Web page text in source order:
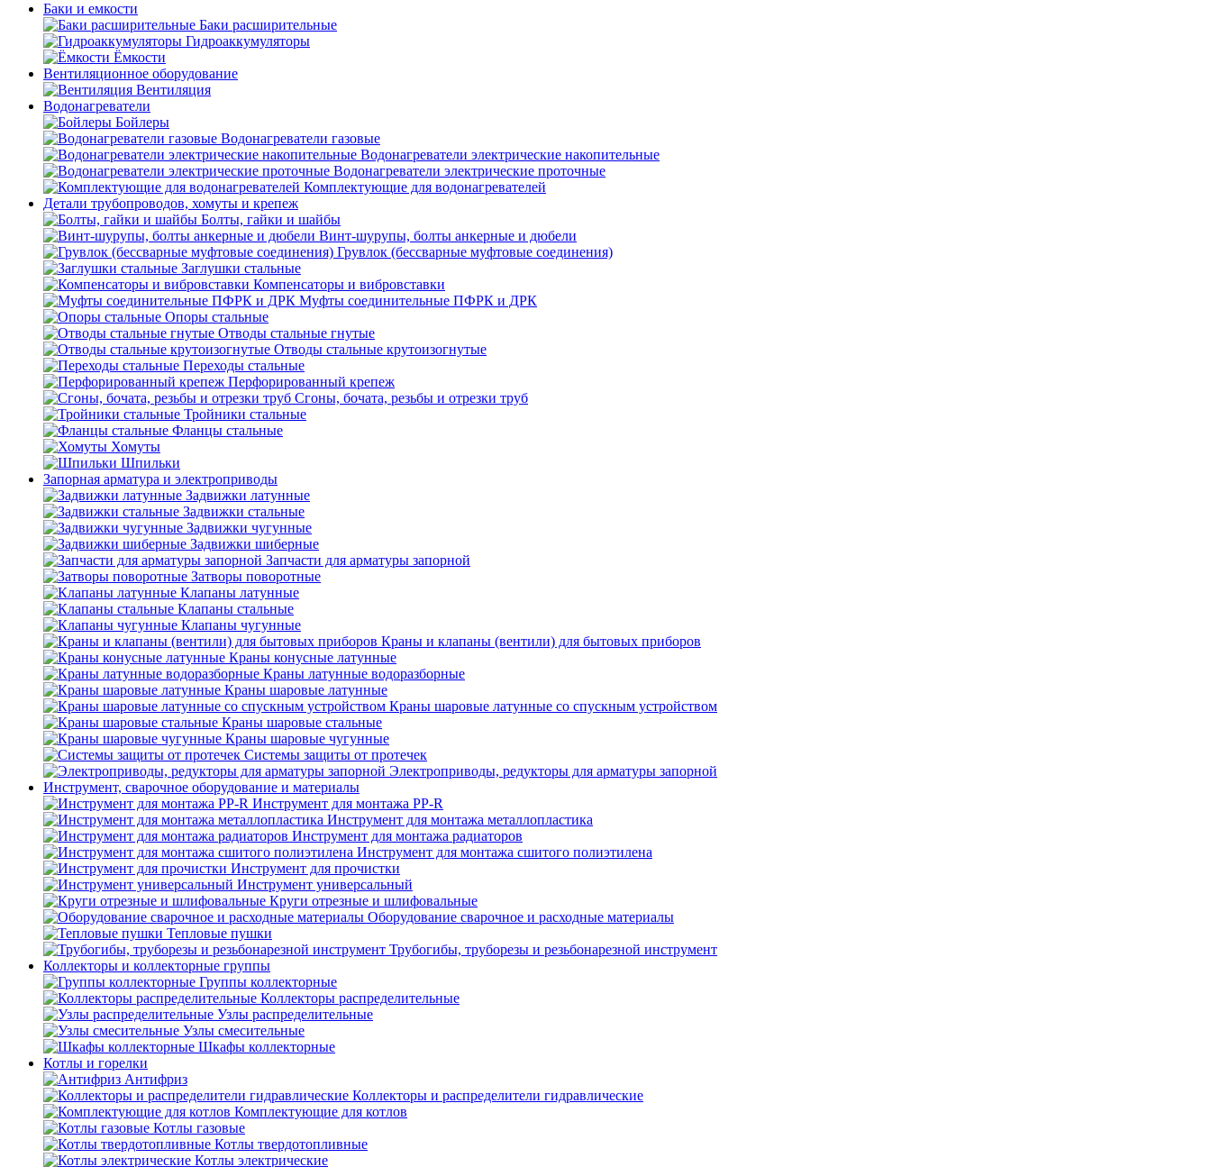
Баки и емкости
Баки расширительные
Гидроаккумуляторы
Ёмкости
Вентиляционное оборудование
Вентиляция
Водонагреватели
Бойлеры
Водонагреватели газовые
Водонагреватели электрические накопительные
Водонагреватели электрические проточные
Комплектующие для водонагревателей
Детали трубопроводов, хомуты и крепеж
Болты, гайки и шайбы
Винт-шурупы, болты анкерные и дюбели
Грувлок (бессварные муфтовые соединения)
Заглушки стальные
Компенсаторы и вибровставки
Муфты соединительные ПФРК и ДРК
Опоры стальные
Отводы стальные гнутые
Отводы стальные крутоизогнутые
Переходы стальные
Перфорированный крепеж
Сгоны, бочата, резьбы и отрезки труб
Тройники стальные
Фланцы стальные
Хомуты
Шпильки
Запорная арматура и электроприводы
Задвижки латунные
Задвижки стальные
Задвижки чугунные
Задвижки шиберные
Запчасти для арматуры запорной
Затворы поворотные
Клапаны латунные
Клапаны стальные
Клапаны чугунные
Краны и клапаны (вентили) для бытовых приборов
Краны конусные латунные
Краны латунные водоразборные
Краны шаровые латунные
Краны шаровые латунные со спускным устройством
Краны шаровые стальные
Краны шаровые чугунные
Системы защиты от протечек
Электроприводы, редукторы для арматуры запорной
Инструмент, сварочное оборудование и материалы
Инструмент для монтажа PP-R
Инструмент для монтажа металлопластика
Инструмент для монтажа радиаторов
Инструмент для монтажа сшитого полиэтилена
Инструмент для прочистки
Инструмент универсальный
Круги отрезные и шлифовальные
Оборудование сварочное и расходные материалы
Тепловые пушки
Трубогибы, труборезы и резьбонарезной инструмент
Коллекторы и коллекторные группы
Группы коллекторные
Коллекторы распределительные
Узлы распределительные
Узлы смесительные
Шкафы коллекторные
Котлы и горелки
Антифриз
Коллекторы и распределители гидравлические
Комплектующие для котлов
Котлы газовые
Котлы твердотопливные
Котлы электрические